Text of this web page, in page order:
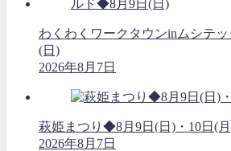
わくわくワークタウンinムシテ
(日)
2026年8月7日
萩姫まつり◆8月9日(日)・10日(
2026年8月7日